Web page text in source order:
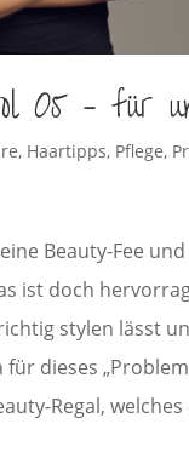
05 – für
, Haartipps, Pflege,
Beauty-Fee
ist doch
stylen lässt
dieses
Regal,